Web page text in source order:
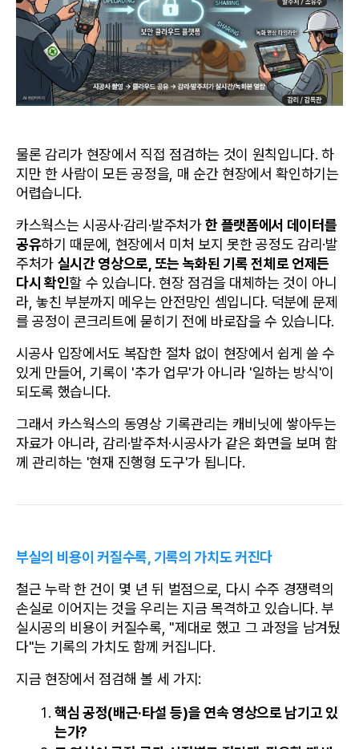
물론 감리가 현장에서 직접 점검하는 것이 원칙입니다. 하
지만 한 사람이 모든 공정을, 매 순간 현장에서 확인하기는
어렵습니다.
카스웍스는 시공사·감리·발주처가 한 플랫폼에서 데이터를
공유하기 때문에, 현장에서 미처 보지 못한 공정도 감리·발
주처가 실시간 영상으로, 또는 녹화된 기록 전체로 언제든
다시 확인할 수 있습니다. 현장 점검을 대체하는 것이 아니
라, 놓친 부분까지 메우는 안전망인 셈입니다. 덕분에 문제
를 공정이 콘크리트에 묻히기 전에 바로잡을 수 있습니다.
시공사 입장에서도 복잡한 절차 없이 현장에서 쉽게 쓸 수
있게 만들어, 기록이 '추가 업무'가 아니라 '일하는 방식'이
되도록 했습니다.
그래서 카스웍스의 동영상 기록관리는 캐비닛에 쌓아두는
자료가 아니라, 감리·발주처·시공사가 같은 화면을 보며 함
께 관리하는 '현재 진행형 도구'가 됩니다.
부실의 비용이 커질수록, 기록의 가치도 커진다
철근 누락 한 건이 몇 년 뒤 벌점으로, 다시 수주 경쟁력의
손실로 이어지는 것을 우리는 지금 목격하고 있습니다. 부
실시공의 비용이 커질수록, "제대로 했고 그 과정을 남겨뒀
다"는 기록의 가치도 함께 커집니다.
지금 현장에서 점검해 볼 세 가지:
핵심 공정(배근·타설 등)을 연속 영상으로 남기고 있
는가?